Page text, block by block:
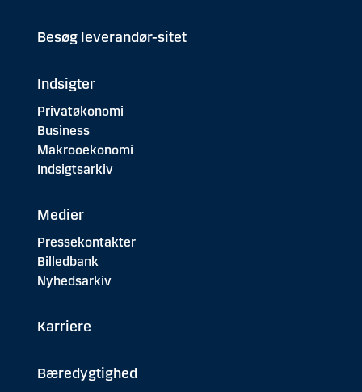
Besøg leverandør-sitet
Indsigter
Privatøkonomi
Business
Makrooekonomi
Indsigtsarkiv
Medier
Pressekontakter
Billedbank
Nyhedsarkiv
Karriere
Bæredygtighed